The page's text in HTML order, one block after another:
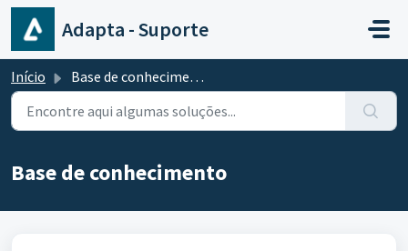
Ir para o conteúdo principal
Adapta - Suporte
Início Base de conhecimento
Base de conhecimento